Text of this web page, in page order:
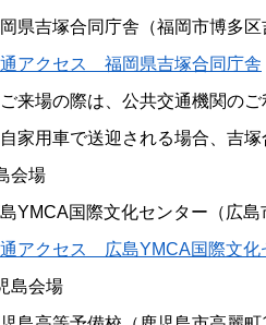
県吉塚合同庁舎（福岡市博多区
アクセス 福岡県吉塚合同庁舎
場の際は、公共交通機関のご
用車で送迎される場合、吉塚
会場
YMCA国際文化センター（広島
アクセス 広島YMCA国際文化
島会場